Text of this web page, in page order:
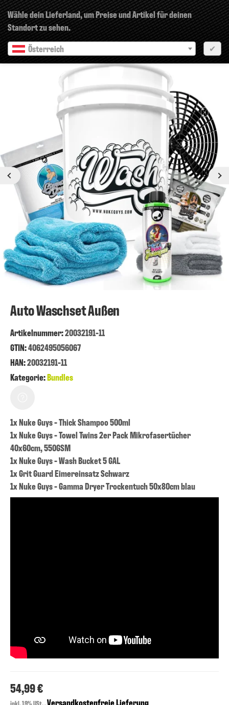
Wähle dein Lieferland, um Preise und Artikel für deinen
Standort zu sehen.
Österreich
✔
Vorherige Nächste
Auto Waschset Außen
Artikelnummer:20032191-11
GTIN:4062495056067
HAN:20032191-11
Kategorie:Bundles
1x Nuke Guys - Thick Shampoo 500ml
1x Nuke Guys - Towel Twins 2er Pack Mikrofasertücher
40x60cm, 550GSM
1x Nuke Guys - Wash Bucket 5 GAL
1x Grit Guard Eimereinsatz Schwarz
1x Nuke Guys - Gamma Dryer Trockentuch 50x80cm blau
54,99 €
inkl. 19% USt. ,Versandkostenfreie Lieferung